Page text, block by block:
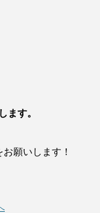
ます。
願いします！